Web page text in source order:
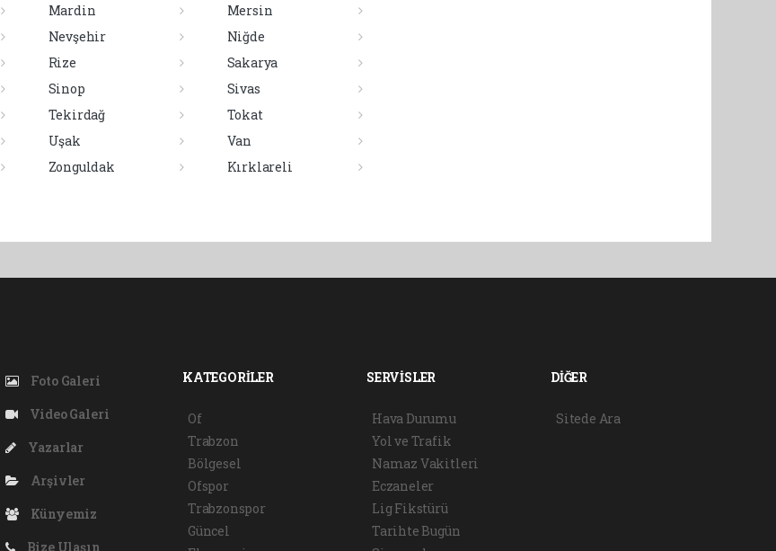
Mardin
Mersin
Nevşehir
Niğde
Rize
Sakarya
Sinop
Sivas
Tekirdağ
Tokat
Uşak
Van
Zonguldak
Kırklareli
Foto Galeri
Video Galeri
Yazarlar
Arşivler
Künyemiz
Bize Ulaşın
KATEGORİLER
Of
Trabzon
Bölgesel
Ofspor
Trabzonspor
Güncel
SERVİSLER
Hava Durumu
Yol ve Trafik
Namaz Vakitleri
Eczaneler
Lig Fikstürü
Tarihte Bugün
DİĞER
Sitede Ara